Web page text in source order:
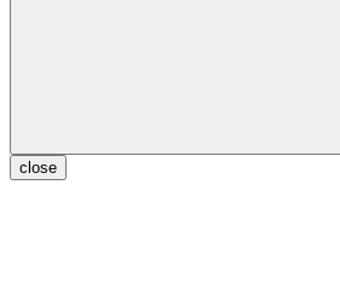
close